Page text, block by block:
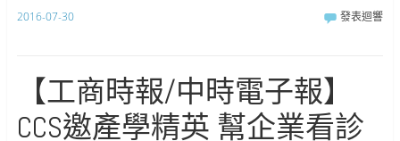
2016-07-30 發表迴響
【工商時報/中時電子報】
CCS邀產學精英 幫企業看診